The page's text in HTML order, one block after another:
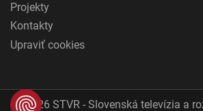
Projekty
Kontakty
Upraviť cookies
© 2026 STVR - Slovenská televízia a